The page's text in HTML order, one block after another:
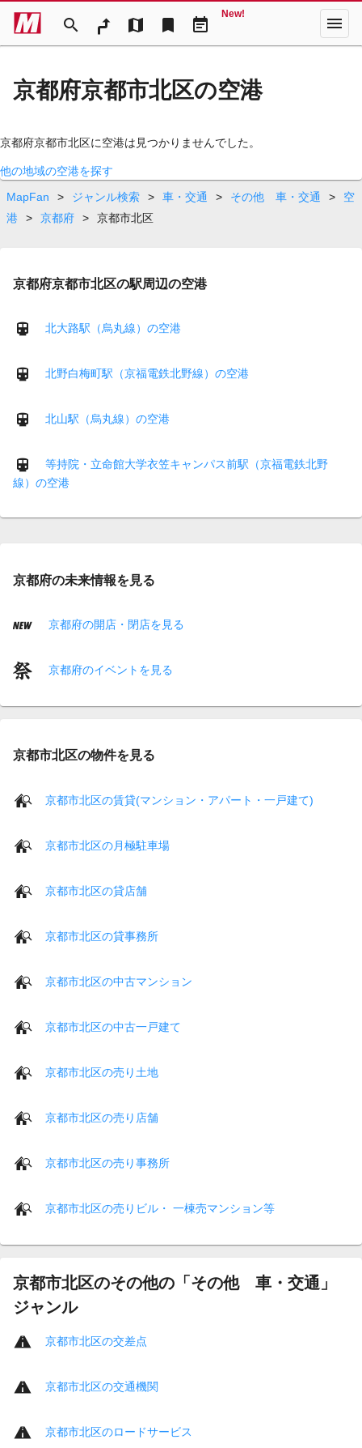
search map bookmark event_note
New! menu
京都府京都市北区の空港
京都府京都市北区に空港は見つかりませんでした。
他の地域の空港を探す
MapFan
> ジャンル検索 > 車・交通 > その他 車・交通 >
空
港
> 京都府 > 京都市北区
京都府京都市北区の駅周辺の空港
北大路駅（烏丸線）の空港
北野白梅町駅（京福電鉄北野線）の空港
北山駅（烏丸線）の空港
等持院・立命館大学衣笠キャンパス前駅（京福電鉄北野
線）の空港
京都府の未来情報を見る
京都府の開店・閉店を見る
京都府のイベントを見る
京都市北区の物件を見る
京都市北区の賃貸(マンション・アパート・一戸建て)
京都市北区の月極駐車場
京都市北区の貸店舗
京都市北区の貸事務所
京都市北区の中古マンション
京都市北区の中古一戸建て
京都市北区の売り土地
京都市北区の売り店舗
京都市北区の売り事務所
京都市北区の売りビル・ 一棟売マンション等
京都市北区のその他の「その他 車・交通」
ジャンル
京都市北区の交差点
京都市北区の交通機関
京都市北区のロードサービス